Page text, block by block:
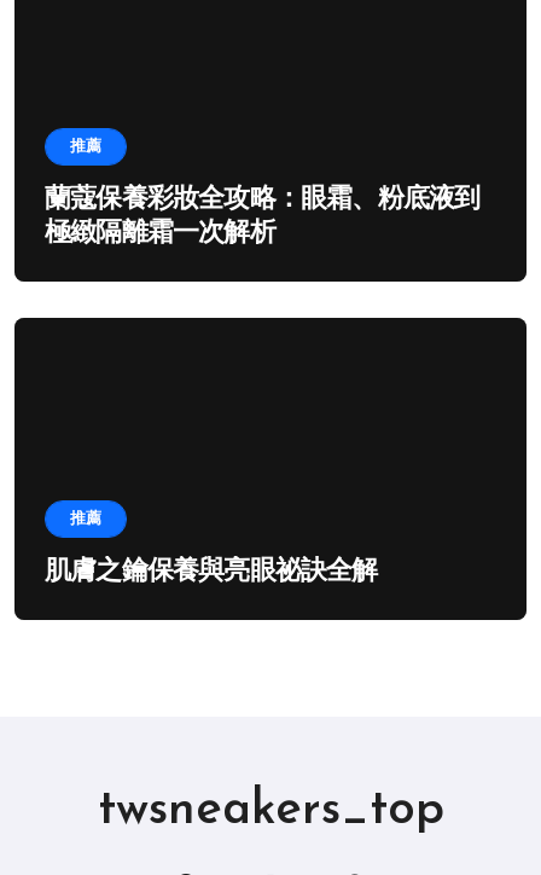
推薦
蘭蔻保養彩妝全攻略：眼霜、粉底液到
極緻隔離霜一次解析
推薦
肌膚之鑰保養與亮眼祕訣全解
twsneakers_top